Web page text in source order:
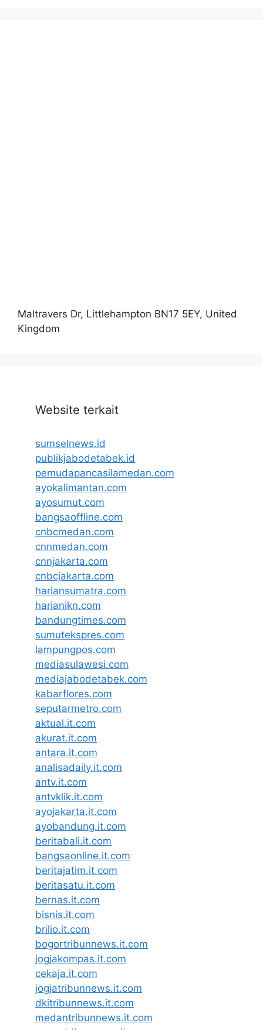
Maltravers Dr, Littlehampton BN17 5EY, United
Kingdom
Website terkait
sumselnews.id
publikjabodetabek.id
pemudapancasilamedan.com
ayokalimantan.com
ayosumut.com
bangsaoffline.com
cnbcmedan.com
cnnmedan.com
cnnjakarta.com
cnbcjakarta.com
hariansumatra.com
harianikn.com
bandungtimes.com
sumutekspres.com
lampungpos.com
mediasulawesi.com
mediajabodetabek.com
kabarflores.com
seputarmetro.com
aktual.it.com
akurat.it.com
antara.it.com
analisadaily.it.com
antv.it.com
antvklik.it.com
ayojakarta.it.com
ayobandung.it.com
beritabali.it.com
bangsaonline.it.com
beritajatim.it.com
beritasatu.it.com
bernas.it.com
bisnis.it.com
brilio.it.com
bogortribunnews.it.com
jogjakompas.it.com
cekaja.it.com
jogjatribunnews.it.com
dkitribunnews.it.com
medantribunnews.it.com